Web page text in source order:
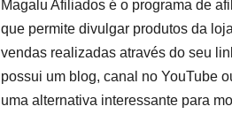
Magalu Afiliados é o programa de
que permite divulgar produtos da
vendas realizadas através do seu
possui um blog, canal no YouTube
uma alternativa interessante para